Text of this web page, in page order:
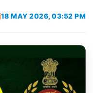
18 MAY 2026, 03:52 PM